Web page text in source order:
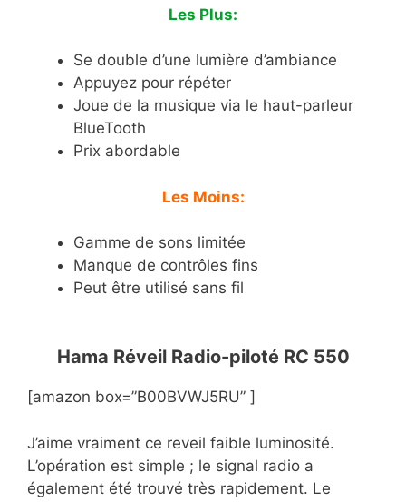
Les Plus:
Se double d’une lumière d’ambiance
Appuyez pour répéter
Joue de la musique via le haut-parleur
BlueTooth
Prix abordable
Les Moins:
Gamme de sons limitée
Manque de contrôles fins
Peut être utilisé sans fil
Hama Réveil Radio-piloté RC 550
[amazon box=”B00BVWJ5RU” ]
J’aime vraiment ce reveil faible luminosité.
L’opération est simple ; le signal radio a
également été trouvé très rapidement. Le